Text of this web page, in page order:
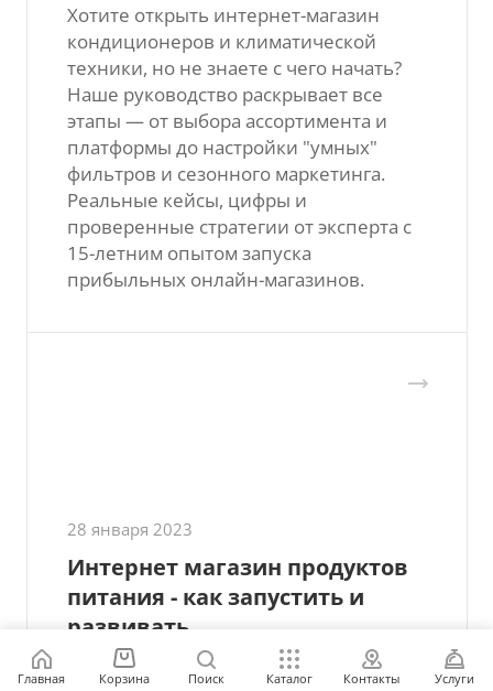
Хотите открыть интернет-магазин
кондиционеров и климатической
техники, но не знаете с чего начать?
Наше руководство раскрывает все
этапы — от выбора ассортимента и
платформы до настройки "умных"
фильтров и сезонного маркетинга.
Реальные кейсы, цифры и
проверенные стратегии от эксперта с
15-летним опытом запуска
прибыльных онлайн-магазинов.
28 января 2023
Интернет магазин продуктов
питания - как запустить и
развивать
Как быстро и недорого открыть сайт
Главная Корзина Поиск Каталог Контакты Услуги